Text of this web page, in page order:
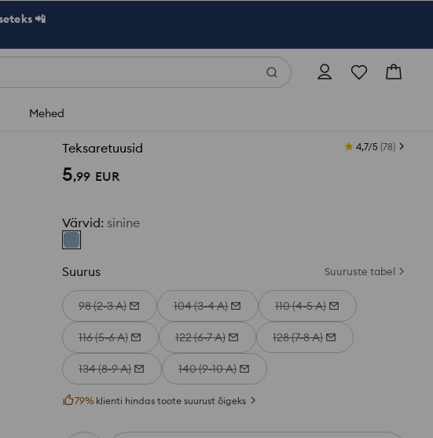
📲
Mehed
Teksaretuusid 4,7/5 (78)
5,99 EUR
Värvid: sinine
Suurus Suuruste tabel
98 (2-3 A) 104 (3-4 A) 110 (4-5 A)
116 (5-6 A) 122 (6-7 A) 128 (7-8 A)
134 (8-9 A) 140 (9-10 A)
79% klienti hindas toote suurust õigeks